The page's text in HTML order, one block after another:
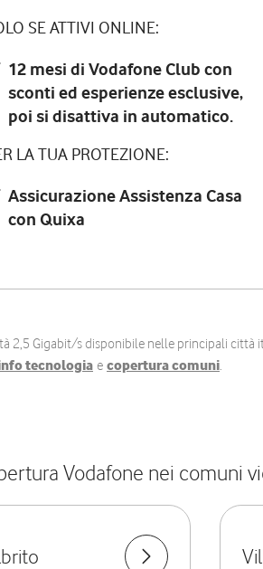
SE ATTIVI ONLINE:
12 mesi di Vodafone Club con
sconti ed esperienze esclusive,
poi si disattiva in automatico.
LA TUA PROTEZIONE:
Assicurazione Assistenza Casa
con Quixa
2,5 Gigabit/s disponibile nelle principali città
tecnologia e copertura comuni.
Vodafone nei comuni